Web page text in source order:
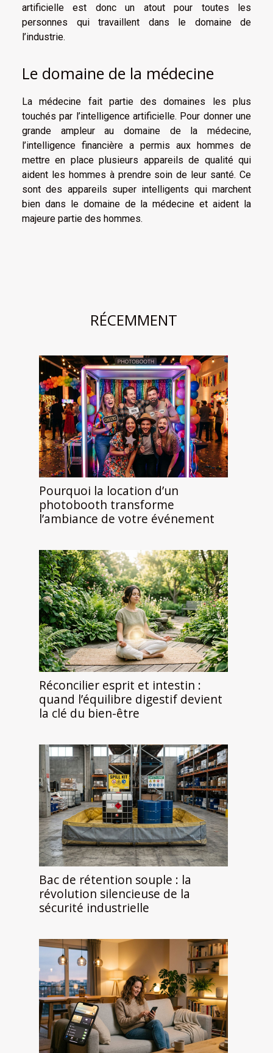
artificielle est donc un atout pour toutes les
personnes qui travaillent dans le domaine de
l’industrie.
Le domaine de la médecine
La médecine fait partie des domaines les plus
touchés par l’intelligence artificielle. Pour donner une
grande ampleur au domaine de la médecine,
l’intelligence financière a permis aux hommes de
mettre en place plusieurs appareils de qualité qui
aident les hommes à prendre soin de leur santé. Ce
sont des appareils super intelligents qui marchent
bien dans le domaine de la médecine et aident la
majeure partie des hommes.
RÉCEMMENT
Pourquoi la location d’un
photobooth transforme
l’ambiance de votre événement
Réconcilier esprit et intestin :
quand l’équilibre digestif devient
la clé du bien-être
Bac de rétention souple : la
révolution silencieuse de la
sécurité industrielle